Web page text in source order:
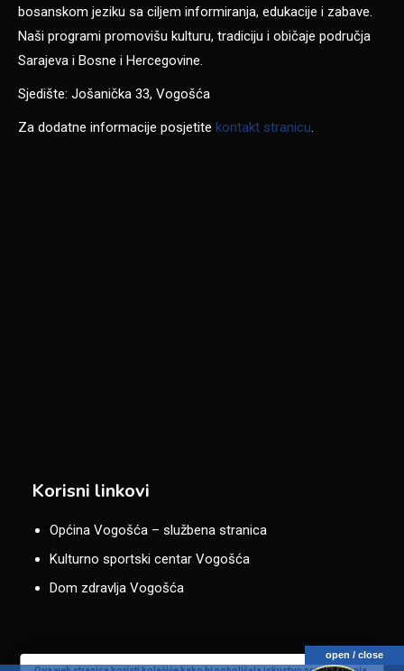
bosanskom jeziku sa ciljem informiranja, edukacije i zabave.
Naši programi promovišu kulturu, tradiciju i običaje područja
Sarajeva i Bosne i Hercegovine.
Sjedište: Jošanička 33, Vogošća
Za dodatne informacije posjetite kontakt stranicu.
Korisni linkovi
Općina Vogošća – službena stranica
Kulturno sportski centar Vogošća
Dom zdravlja Vogošća
open / close